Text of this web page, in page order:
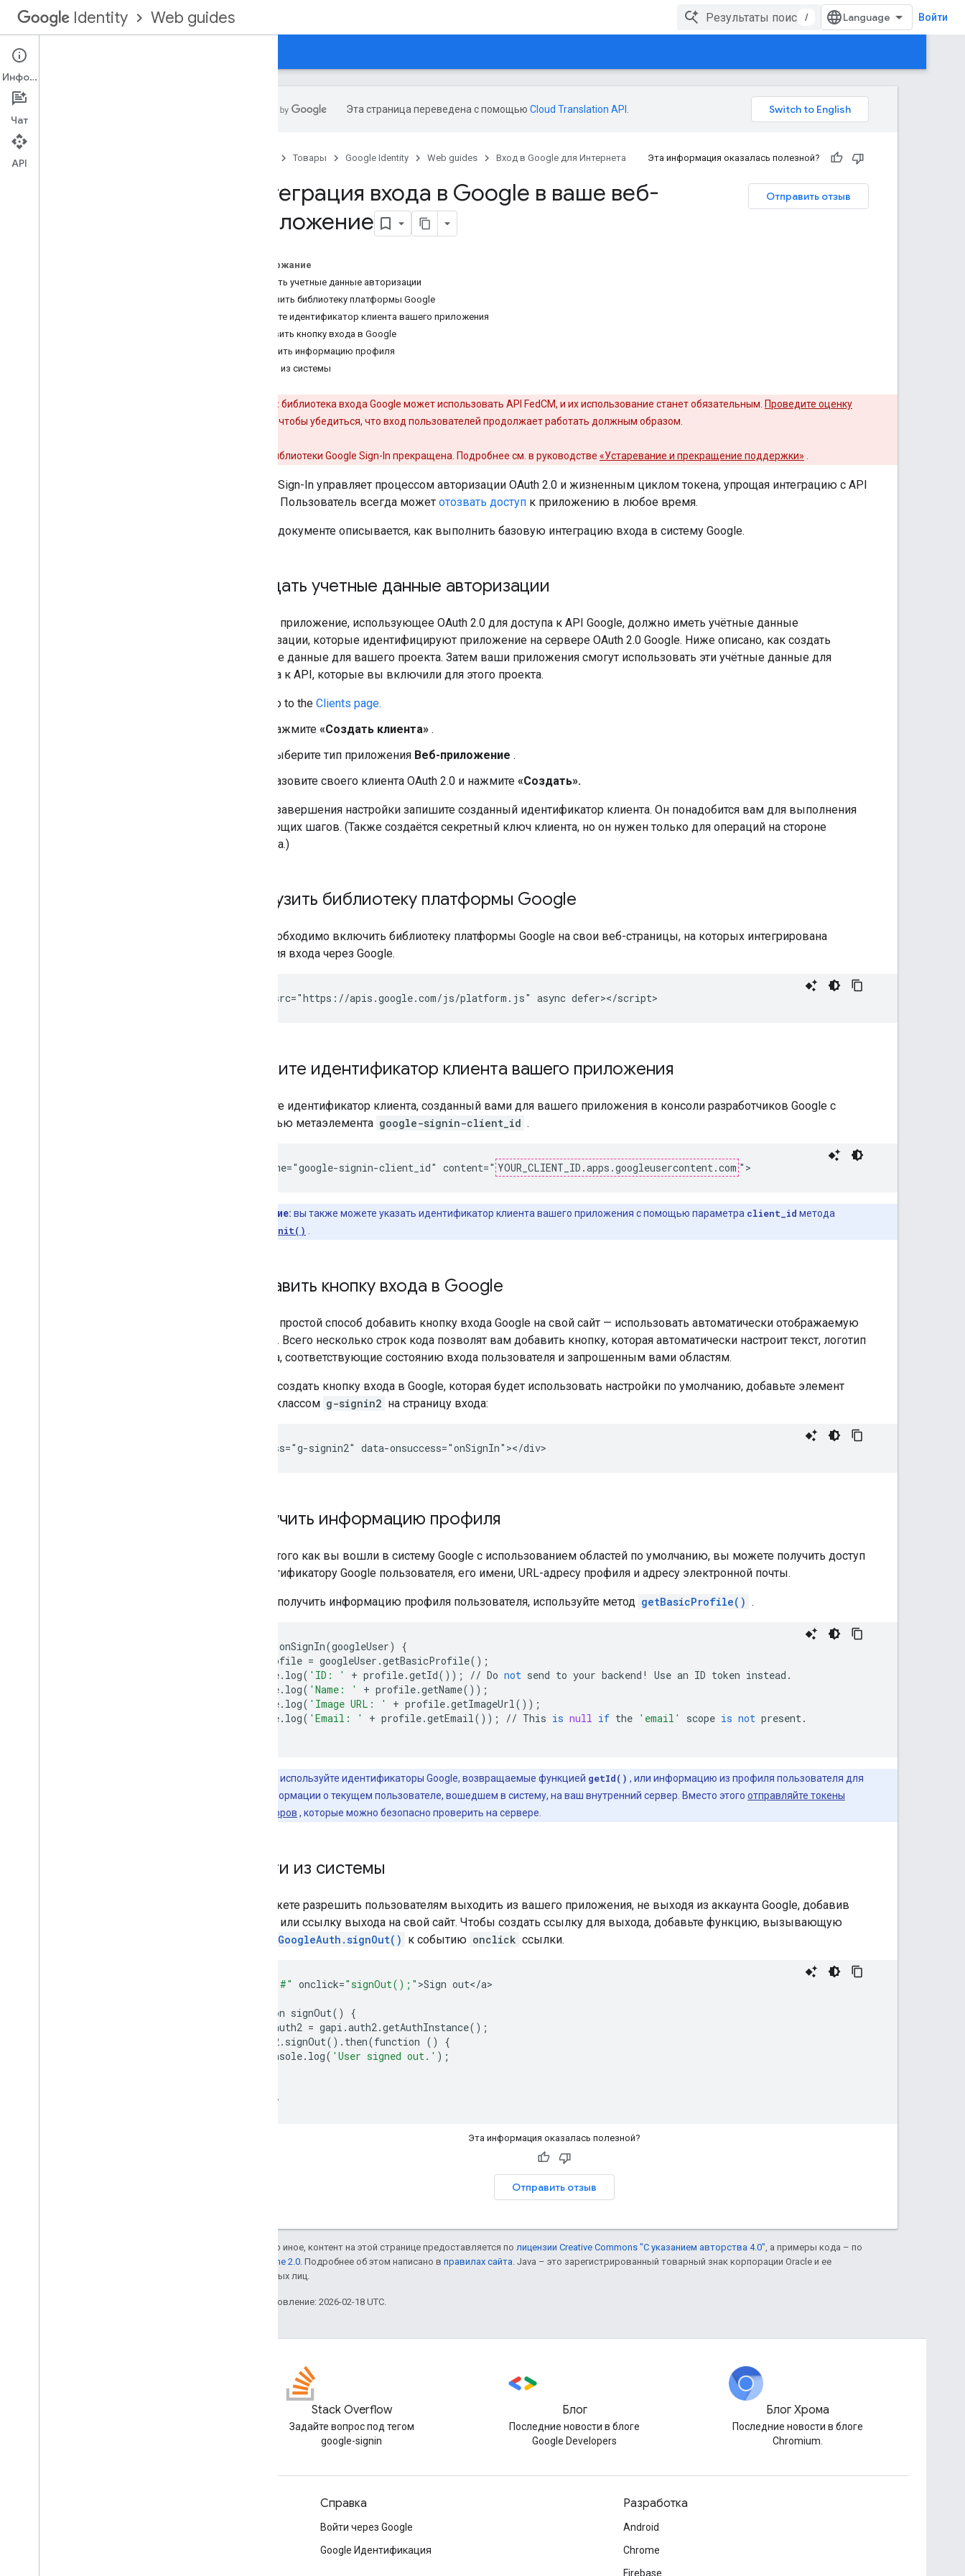
Identity Web guides / Войти
Устаревание и закат
Эта страница переведена с помощью Cloud Translation API
Товары Google Identity Web guides Вход в Google для Интернета Эта информация оказалась полезной?
Отправить отзыв
Интеграция входа в Google в ваше веб-
приложение
Содержание
Создать учетные данные авторизации
Загрузить библиотеку платформы Google
Укажите идентификатор клиента вашего приложения
Добавить кнопку входа в Google
Получить информацию профиля
Выйти из системы
Внимание: библиотека входа Google может использовать API FedCM, и их использование станет обязательным. Проведите оценку
, чтобы убедиться, что вход пользователей продолжает работать должным образом.
Поддержка библиотеки Google Sign-In прекращена. Подробнее см. в руководстве «Устаревание и прекращение поддержки»
Google Sign-In управляет процессом авторизации OAuth 2.0 и жизненным циклом токена, упрощая интеграцию с API
Google. Пользователь всегда может отозвать доступ к приложению в любое время.
В этом документе описывается, как выполнить базовую интеграцию входа в систему Google.
Создать учетные данные авторизации
Любое приложение, использующее OAuth 2.0 для доступа к API Google, должно иметь учётные данные
авторизации, которые идентифицируют приложение на сервере OAuth 2.0 Google. Ниже описано, как создать
учётные данные для вашего проекта. Затем ваши приложения смогут использовать эти учётные данные для
доступа к API, которые вы включили для этого проекта.
Go to the Clients page.
Нажмите «Создать клиента» .
Выберите тип приложения Веб-приложение .
Назовите своего клиента OAuth 2.0 и нажмите «Создать».
После завершения настройки запишите созданный идентификатор клиента. Он понадобится вам для выполнения
следующих шагов. (Также создаётся секретный ключ клиента, но он нужен только для операций на стороне
сервера.)
Загрузить библиотеку платформы Google
Вам необходимо включить библиотеку платформы Google на свои веб-страницы, на которых интегрирована
функция входа через Google.
Укажите идентификатор клиента вашего приложения
Укажите идентификатор клиента, созданный вами для вашего приложения в консоли разработчиков Google с
помощью метаэлемента google-signin-client_id .
<meta name="google-signin-client_id" content=" YOUR_CLIENT_ID.apps.googleusercontent.com ">
Примечание: вы также можете указать идентификатор клиента вашего приложения с помощью параметра client_id метода
gapi.auth2.init()
Добавить кнопку входа в Google
Самый простой способ добавить кнопку входа Google на свой сайт — использовать автоматически отображаемую
кнопку. Всего несколько строк кода позволят вам добавить кнопку, которая автоматически настроит текст, логотип
и цвета, соответствующие состоянию входа пользователя и запрошенным вами областям.
Чтобы создать кнопку входа в Google, которая будет использовать настройки по умолчанию, добавьте элемент
с классом g-signin2 на страницу входа:
Получить информацию профиля
После того как вы вошли в систему Google с использованием областей по умолчанию, вы можете получить доступ
к идентификатору Google пользователя, его имени, URL-адресу профиля и адресу электронной почты.
Чтобы получить информацию профиля пользователя, используйте метод getBasicProfile() .
onSignIn(googleUser)
{
profile = googleUser .getBasicProfile();
console. log( 'ID: ' + profile.getId()); // Do not send to your backend ! Use an ID token instead .
console. log( 'Name: ' + profile.getName());
console. log( 'Image URL: ' + profile.getImageUrl());
console. log( 'Email: ' + profile.getEmail()); // This is null if the 'email' scope is not present.
Не используйте идентификаторы Google, возвращаемые функцией getId() , или информацию из профиля пользователя для
передачи информации о текущем пользователе, вошедшем в систему, на ваш внутренний сервер. Вместо этого отправляйте токены
идентификаторов , которые можно безопасно проверить на сервере.
Выйти из системы
Вы можете разрешить пользователям выходить из вашего приложения, не выходя из аккаунта Google, добавив
кнопку или ссылку выхода на свой сайт. Чтобы создать ссылку для выхода, добавьте функцию, вызывающую
GoogleAuth.signOut() к событию onclick ссылки.
"#" onclick="signOut();" >Sign out</a>
function signOut()
{
auth2 = gapi .auth2.getAuthInstance();
auth2. signOut() . then(function ()
{
console. log( 'User signed out.' );
Эта информация оказалась полезной?
Отправить отзыв
Если не указано иное, контент на этой странице предоставляется по лицензии Creative Commons "С указанием авторства 4.0" , а примеры кода – по
лицензии Apache 2.0 . Подробнее об этом написано в правилах сайта . Java – это зарегистрированный товарный знак корпорации Oracle и ее
аффилированных лиц.
Последнее обновление: 2026-02-18 UTC.
Stack Overflow
Задайте вопрос под тегом
google-signin
Блог
Последние новости в блоге
Google Developers
Блог Хрома
Последние новости в блоге
Chromium.
Справка
Войти через Google
Google Идентификация
Разработка
Android
Chrome
Firebase
Информация
Чат
API